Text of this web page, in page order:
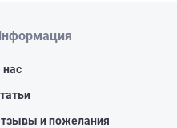
нас
и пожелания